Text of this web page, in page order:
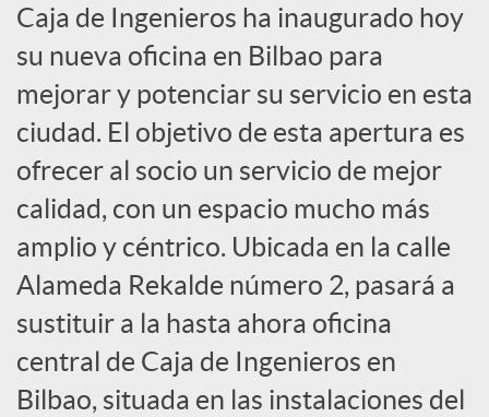
s
S
o
c
i
a
Caja de Ingenieros ha inaugurado hoy
su nueva oficina en Bilbao para
mejorar y potenciar su servicio en esta
ciudad. El objetivo de esta apertura es
ofrecer al socio un servicio de mejor
calidad, con un espacio mucho más
amplio y céntrico. Ubicada en la calle
Alameda Rekalde número 2, pasará a
sustituir a la hasta ahora oficina
central de Caja de Ingenieros en
Bilbao, situada en las instalaciones del